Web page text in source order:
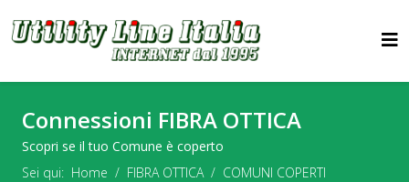
Connessioni FIBRA OTTICA
Scopri se il tuo Comune è coperto
Sei qui: Home FIBRA OTTICA
COMUNI COPERTI